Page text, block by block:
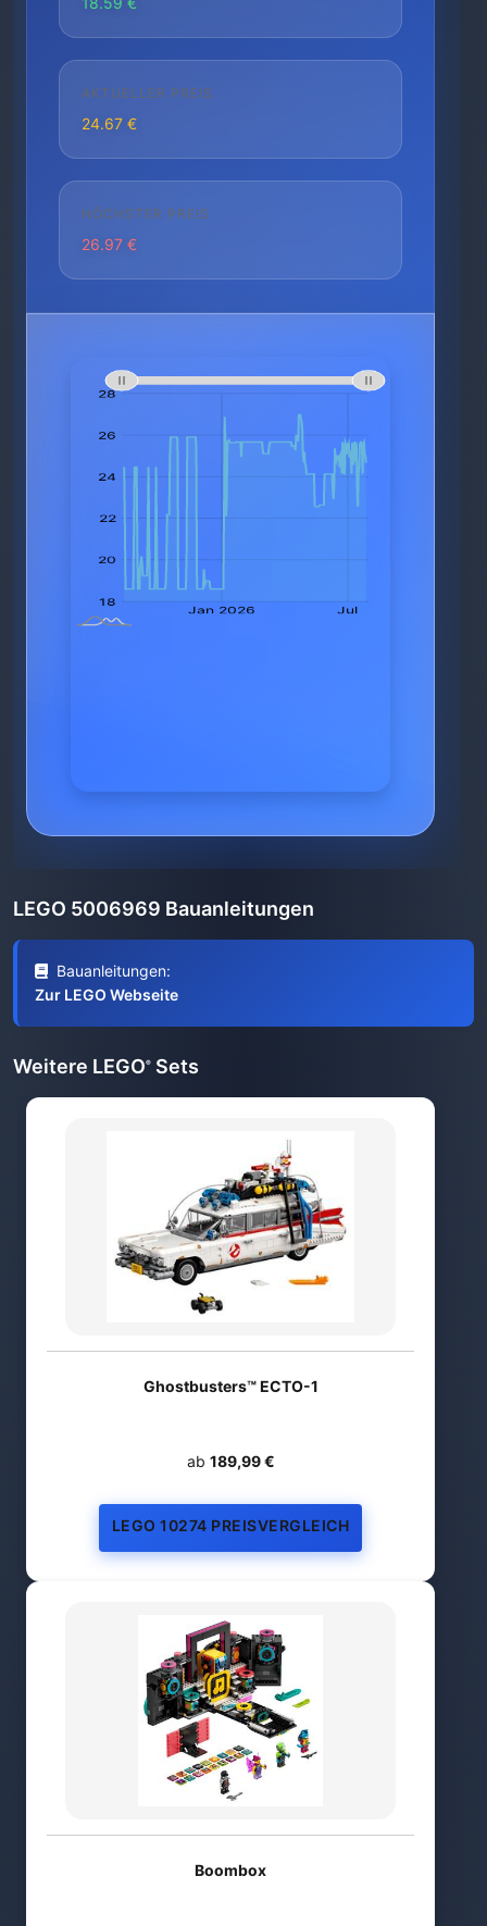
AKTUELLER PREIS
24.67 €
HÖCHSTER PREIS
26.97 €
LEGO 5006969 Bauanleitungen
Bauanleitungen:
Zur LEGO Webseite
Weitere LEGO® Sets
Ghostbusters™ ECTO-1
ab 189,99 €
LEGO 10274 PREISVERGLEICH
Boombox